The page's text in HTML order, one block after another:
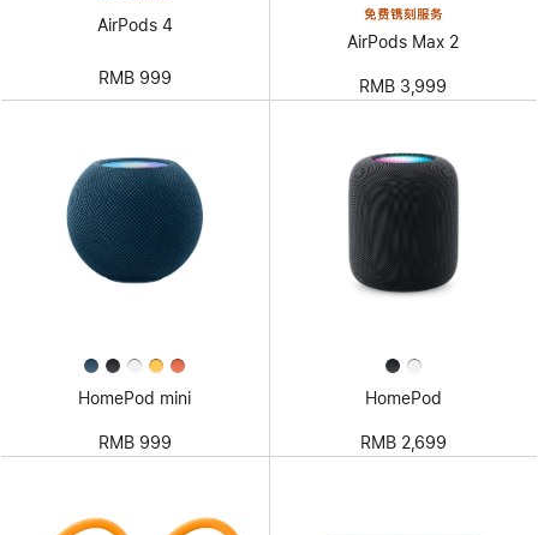
AirPods 4
RMB 999
免费镌刻服务
AirPods Max 2
RMB 3,999
HomePod mini
RMB 999
HomePod
RMB 2,699